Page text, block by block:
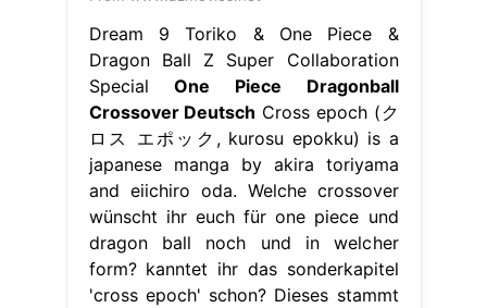
Dream 9 Toriko & One Piece &
Dragon Ball Z Super Collaboration
SpecialOne Piece Dragonball
Crossover Deutsch Cross epoch (ク
ロス エポック, kurosu epokku) is a
japanese manga by akira toriyama
and eiichiro oda. Welche crossover
wünscht ihr euch für one piece und
dragon ball noch und in welcher
form? kanntet ihr das sonderkapitel
'cross epoch' schon? Dieses stammt